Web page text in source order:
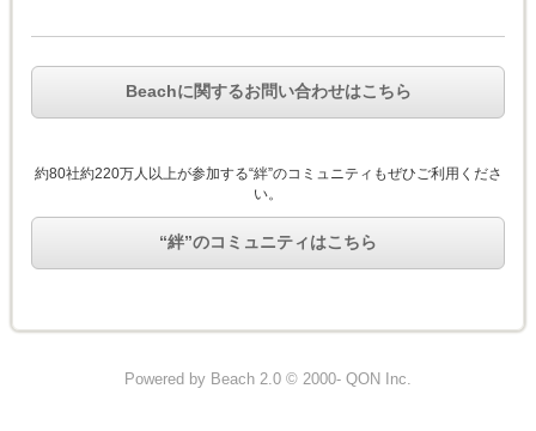
Beachに関するお問い合わせはこちら
約80社約220万人以上が参加する“絆”のコミュニティもぜひご利用くださ
い。
“絆”のコミュニティはこちら
Powered by Beach 2.0 © 2000- QON Inc.